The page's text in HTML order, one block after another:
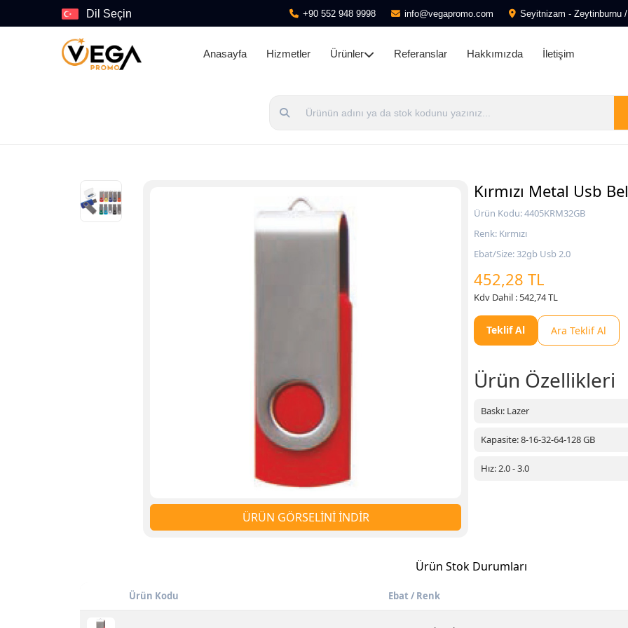
Dil Seçin +90 552 948 9998 info@vegapromo.com Seyitnizam - Zeytinburnu
Anasayfa Hizmetler Ürünler Referanslar Hakkımızda İletişim
ÜRÜN GÖRSELİNİ İNDİR
Kırmızı Metal Usb
Ürün Kodu: 4405KRM32GB
Renk: Kırmızı
Ebat/Size: 32gb Usb 2.0
452,28 TL
Kdv Dahil : 542,74 TL
Teklif Al Ara Teklif Al
Ürün Özellikleri
Baskı: Lazer
Kapasite: 8-16-32-64-128 GB
Hız: 2.0 - 3.0
Ürün Stok Durumları
Ürün Kodu Ebat / Renk